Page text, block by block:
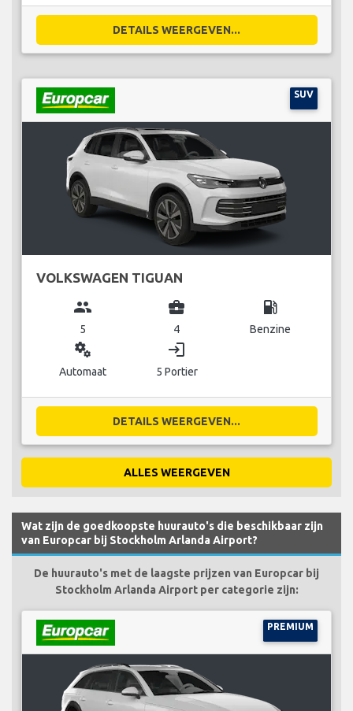
DETAILS WEERGEVEN...
SUV
VOLKSWAGEN TIGUAN
group
5
business_center
4
local_gas_station
Benzine
miscellaneous_services
Automaat
login
5 Portier
DETAILS WEERGEVEN...
ALLES WEERGEVEN
Wat zijn de goedkoopste huurauto's die beschikbaar zijn
van Europcar bij Stockholm Arlanda Airport?
De huurauto's met de laagste prijzen van Europcar bij
Stockholm Arlanda Airport per categorie zijn:
PREMIUM